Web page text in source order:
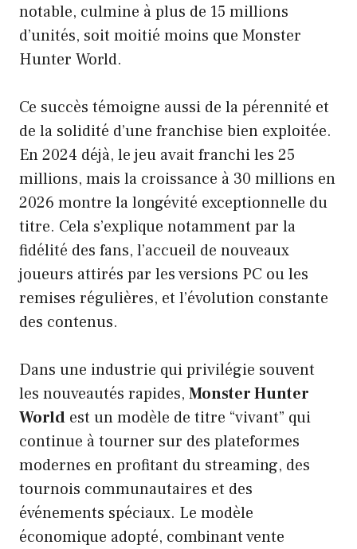
notable, culmine à plus de 15 millions
d’unités, soit moitié moins que Monster
Hunter World.
Ce succès témoigne aussi de la pérennité et
de la solidité d’une franchise bien exploitée.
En 2024 déjà, le jeu avait franchi les 25
millions, mais la croissance à 30 millions en
2026 montre la longévité exceptionnelle du
titre. Cela s’explique notamment par la
fidélité des fans, l’accueil de nouveaux
joueurs attirés par les versions PC ou les
remises régulières, et l’évolution constante
des contenus.
Dans une industrie qui privilégie souvent
les nouveautés rapides, Monster Hunter
World est un modèle de titre “vivant” qui
continue à tourner sur des plateformes
modernes en profitant du streaming, des
tournois communautaires et des
événements spéciaux. Le modèle
économique adopté, combinant vente